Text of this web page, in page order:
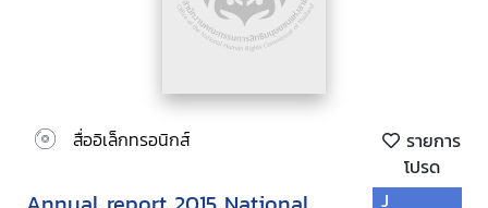
สื่ออิเล็กทรอนิกส์
รายการ
โปรด
J